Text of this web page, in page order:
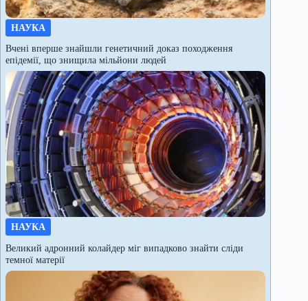
НАУКА
Вчені вперше знайшли генетичний доказ походження
епідемії, що знищила мільйони людей
НАУКА
Великий адронний колайдер міг випадково знайти сліди
темної матерії